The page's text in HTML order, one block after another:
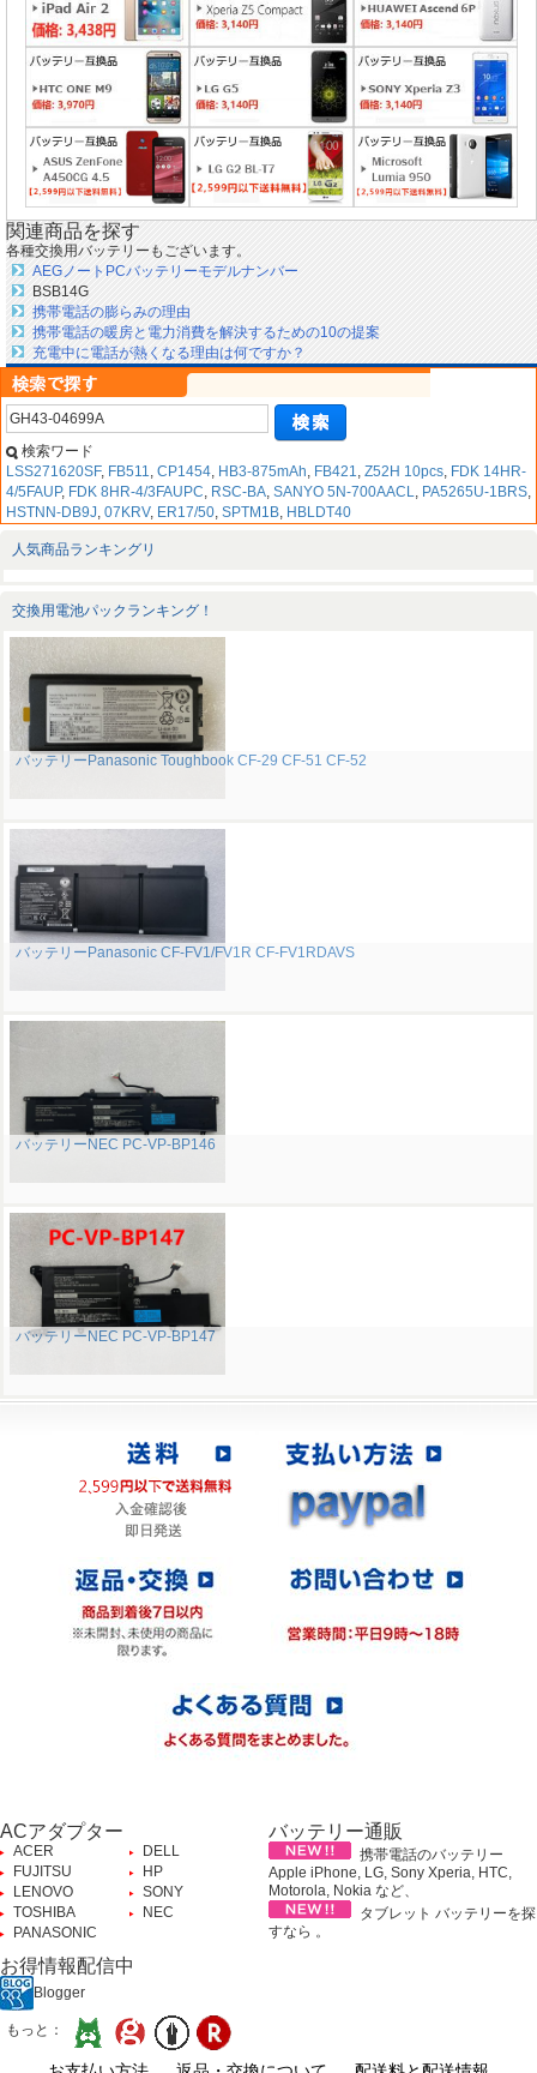
関連商品を探す
各種交換用バッテリーもございます。
AEGノートPCバッテリーモデルナンバー
BSB14G
携帯電話の膨らみの理由
携帯電話の暖房と電力消費を解決するための10の提案
充電中に電話が熱くなる理由は何ですか？
検索ワード
LSS271620SF, FB511, CP1454, HB3-875mAh, FB421, Z52H 10pcs, FDK 14HR-
4/5FAUP, FDK 8HR-4/3FAUPC, RSC-BA, SANYO 5N-700AACL, PA5265U-1BRS,
HSTNN-DB9J, 07KRV, ER17/50, SPTM1B, HBLDT40
人気商品ランキングリ
交換用電池パックランキング！
バッテリーPanasonic Toughbook CF-29 CF-51 CF-52
バッテリーPanasonic CF-FV1/FV1R CF-FV1RDAVS
バッテリーNEC PC-VP-BP146
バッテリーNEC PC-VP-BP147
ACアダプター
ACER
DELL
FUJITSU
HP
LENOVO
SONY
TOSHIBA
NEC
PANASONIC
バッテリー通販
携帯電話のバッテリー
Apple iPhone, LG, Sony Xperia, HTC,
Motorola, Nokia など、
タブレット バッテリーを探
すなら 。
お得情報配信中
Blogger
もっと：